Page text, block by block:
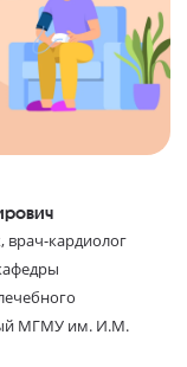
врач-кардиолог
МГМУ им. И.М.